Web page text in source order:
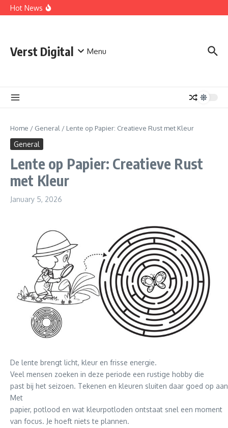
Skip to content
Hot News
Verst Digital Menu
Home / General / Lente op Papier: Creatieve Rust met Kleur
General
Lente op Papier: Creatieve Rust
met Kleur
January 5, 2026
De lente brengt licht, kleur en frisse energie.
Veel mensen zoeken in deze periode een rustige hobby die
past bij het seizoen. Tekenen en kleuren sluiten daar goed op
Met
papier, potlood en wat kleurpotloden ontstaat snel een moment
van focus. Je hoeft niets te plannen.